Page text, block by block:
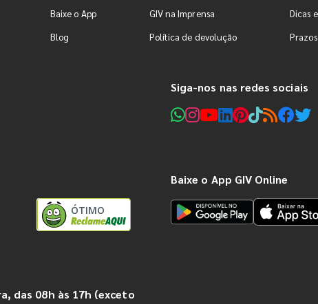
Baixe o App GIV na Imprensa Dicas
Blog Política de devolução Prazos
Siga-nos nas redes sociais
ÓTIMO
Baixe o App GIV Online
das 08h às 17h (exceto